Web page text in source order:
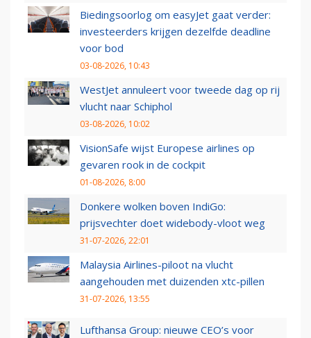
Biedingsoorlog om easyJet gaat verder:
investeerders krijgen dezelfde deadline
voor bod
03-08-2026, 10:43
WestJet annuleert voor tweede dag op rij
vlucht naar Schiphol
03-08-2026, 10:02
VisionSafe wijst Europese airlines op
gevaren rook in de cockpit
01-08-2026, 8:00
Donkere wolken boven IndiGo:
prijsvechter doet widebody-vloot weg
31-07-2026, 22:01
Malaysia Airlines-piloot na vlucht
aangehouden met duizenden xtc-pillen
31-07-2026, 13:55
Lufthansa Group: nieuwe CEO’s voor